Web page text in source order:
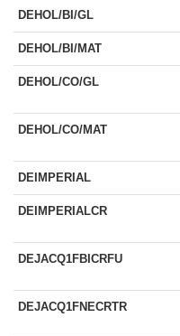
DEHOL/BI/GL
DEHOL/BI/MAT
DEHOL/CO/GL
DEHOL/CO/MAT
DEIMPERIAL
DEIMPERIALCR
DEJACQ1FBICRFU
DEJACQ1FNECRTR